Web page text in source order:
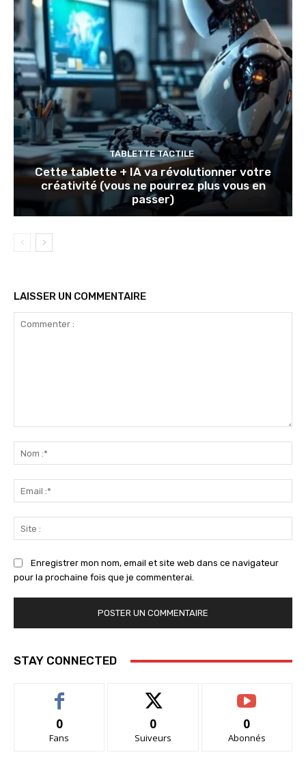
TABLETTE TACTILE
Cette tablette + IA va révolutionner votre
créativité (vous ne pourrez plus vous en
passer)
LAISSER UN COMMENTAIRE
:*
:*
:
Enregistrer mon nom, email et site web dans ce navigateur
pour la prochaine fois que je commenterai.
STAY CONNECTED
0
Fans
0
Suiveurs
0
Abonnés